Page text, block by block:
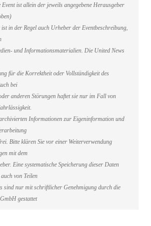
Event ist allein der jeweils angegebene Herausgeber
in der Regel auch Urheber der Eventbeschreibung,
und Informationsmaterialien. Die United News
für die Korrektheit oder Vollständigkeit des
bei
anderen Störungen haftet sie nur im Fall von
Informationen zur Eigeninformation und
Bitte klären Sie vor einer Weiterverwendung
mit dem
Eine systematische Speicherung dieser Daten
von Teilen
sind nur mit schriftlicher Genehmigung durch die
gestattet